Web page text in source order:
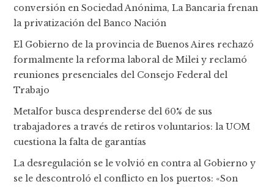
conversión en Sociedad Anónima, La Bancaria frenan
la privatización del Banco Nación
El Gobierno de la provincia de Buenos Aires rechazó
formalmente la reforma laboral de Milei y reclamó
reuniones presenciales del Consejo Federal del
Trabajo
Metalfor busca desprenderse del 60% de sus
trabajadores a través de retiros voluntarios: la UOM
cuestiona la falta de garantías
La desregulación se le volvió en contra al Gobierno y
se le descontroló el conflicto en los puertos: «Son